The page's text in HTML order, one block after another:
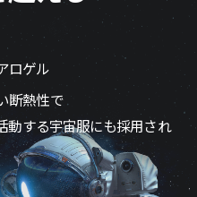
ゲル
断熱性で
する宇宙服にも採用され